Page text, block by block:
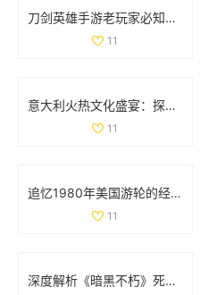
刀剑英雄手游老玩家必知的职业选择与入门技巧分享
11
意大利火热文化盛宴：探索美食、艺术与历史的独特魅力
11
追忆1980年美国游轮的经典魅力与航海风情
11
深度解析《暗黑不朽》死灵法师召唤流装备与技能全套攻略